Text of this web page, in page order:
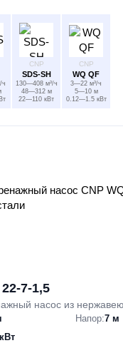
ч
CNP
SDS-SH
130—408 м³/ч
48—312 м
22—110 кВт
CNP
WQ QF
3—22 м³/ч
5—10 м
0.12—1.5 кВт
7-1,5
насос из
Напор:7 м